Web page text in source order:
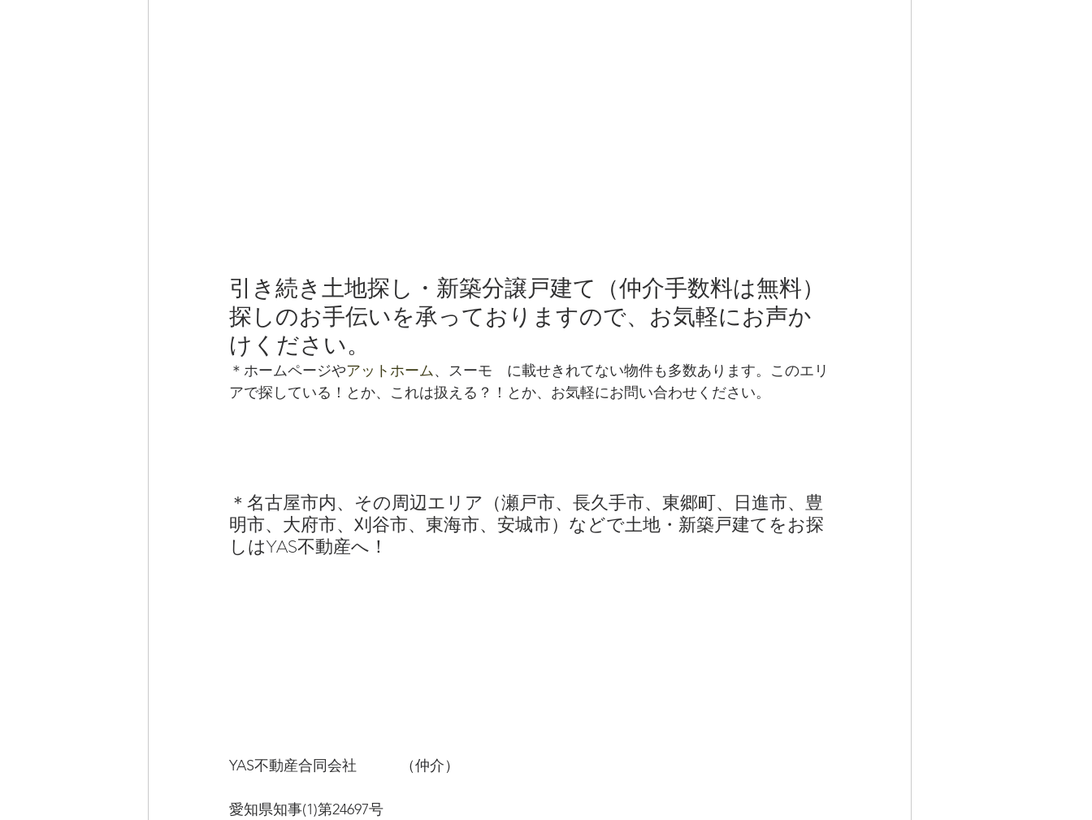
引き続き土地探し・新築分譲戸建て（仲介手数料は無料）
探しのお手伝いを承っておりますので、お気軽にお声か
けください。
＊ホームページやアットホーム、スーモ　に載せきれてない物件も多数あります。このエリ
アで探している！とか、これは扱える？！とか、お気軽にお問い合わせください。
＊名古屋市内、その周辺エリア（瀬戸市、長久手市、東郷町、日進市、豊
明市、大府市、刈谷市、東海市、安城市）などで土地・新築戸建てをお探
しはYAS不動産へ！
YAS不動産合同会社　　　（仲介）
愛知県知事(1)第24697号